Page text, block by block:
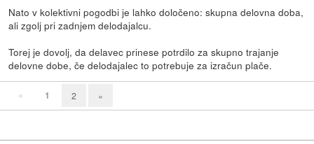
Nato v kolektivni pogodbi je lahko določeno: skupna delovna doba,
ali zgolj pri zadnjem delodajalcu.
Torej je dovolj, da delavec prinese potrdilo za skupno trajanje
delovne dobe, če delodajalec to potrebuje za izračun plače.
« 1 2 »